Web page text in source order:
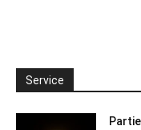
Service